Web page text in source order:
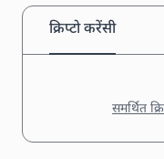
क्रिप्टो करेंसी
समर्थित